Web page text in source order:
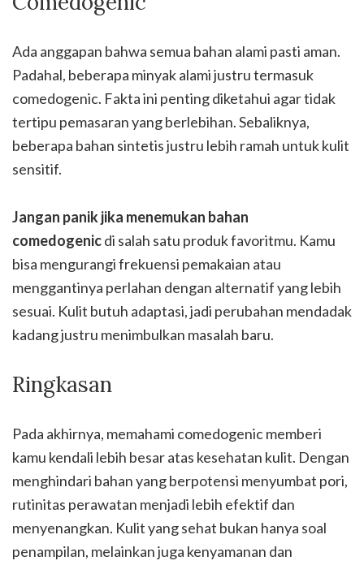
Ada anggapan bahwa semua bahan alami pasti aman.
Padahal, beberapa minyak alami justru termasuk
comedogenic. Fakta ini penting diketahui agar tidak
tertipu pemasaran yang berlebihan. Sebaliknya,
beberapa bahan sintetis justru lebih ramah untuk kulit
sensitif.
Jangan panik jika menemukan bahan
comedogenicdi salah satu produk favoritmu. Kamu
bisa mengurangi frekuensi pemakaian atau
menggantinya perlahan dengan alternatif yang lebih
sesuai. Kulit butuh adaptasi, jadi perubahan mendadak
kadang justru menimbulkan masalah baru.
Ringkasan
Pada akhirnya, memahami comedogenic memberi
kamu kendali lebih besar atas kesehatan kulit. Dengan
menghindari bahan yang berpotensi menyumbat pori,
rutinitas perawatan menjadi lebih efektif dan
menyenangkan. Kulit yang sehat bukan hanya soal
penampilan, melainkan juga kenyamanan dan